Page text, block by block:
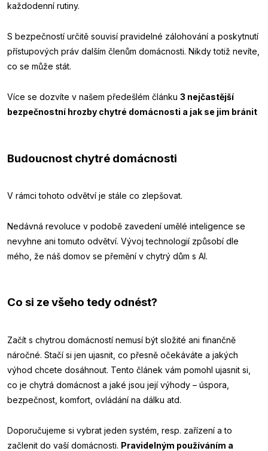
každodenní rutiny.
S bezpečností určitě souvisí pravidelné zálohování a poskytnutí
přístupových práv dalším členům domácnosti. Nikdy totiž nevíte,
co se může stát.
Více se dozvíte v našem předešlém článku 3 nejčastější
bezpečnostní hrozby chytré domácnosti a jak se jim bránit
Budoucnost chytré domácnosti
V rámci tohoto odvětví je stále co zlepšovat.
Nedávná revoluce v podobě zavedení umělé inteligence se
nevyhne ani tomuto odvětví. Vývoj technologií způsobí dle
mého, že náš domov se přemění v chytrý dům s AI.
Co si ze všeho tedy odnést?
Začít s chytrou domácností nemusí být složité ani finančně
náročné. Stačí si jen ujasnit, co přesně očekáváte a jakých
výhod chcete dosáhnout. Tento článek vám pomohl ujasnit si,
co je chytrá domácnost a jaké jsou její výhody – úspora,
bezpečnost, komfort, ovládání na dálku atd.
Doporučujeme si vybrat jeden systém, resp. zařízení a to
začlenit do vaší domácnosti. Pravidelným používáním a